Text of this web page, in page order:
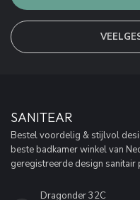
SANITEAR
Bestel voordelig & stijlvol
beste badkamer winkel van
geregistreerde design sanitair
Dragonder 32C